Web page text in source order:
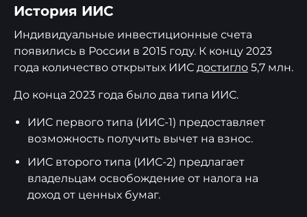
История ИИС
Индивидуальные инвестиционные счета
появились в России в 2015 году. К концу 2023
года количество открытых ИИС достигло 5,7 млн.
До конца 2023 года было два типа ИИС.
ИИС первого типа (ИИС-1) предоставляет
возможность получить вычет на взнос.
ИИС второго типа (ИИС-2) предлагает
владельцам освобождение от налога на
доход от ценных бумаг.